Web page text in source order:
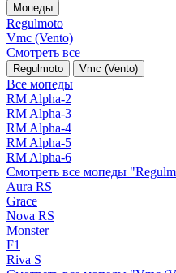
Мопеды
Regulmoto
Vmc (Vento)
Смотреть все
Regulmoto Vmc (Vento)
Все мопеды
RM Alpha-2
RM Alpha-3
RM Alpha-4
RM Alpha-5
RM Alpha-6
Смотреть все мопеды
Aura RS
Grace
Nova RS
Monster
F1
Riva S